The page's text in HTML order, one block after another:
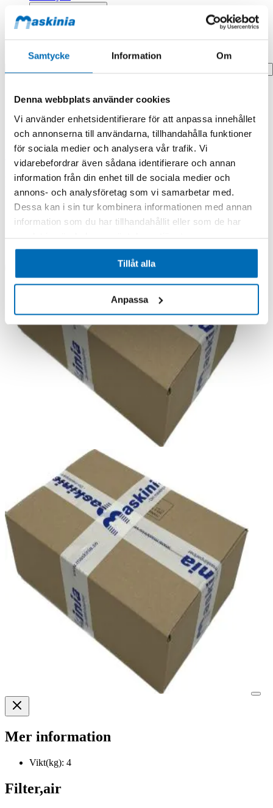
Samtycke Information Om
Denna webbplats använder cookies
Vi använder enhetsidentifierare för att anpassa innehållet
och annonserna till användarna, tillhandahålla funktioner
för sociala medier och analysera vår trafik. Vi
vidarebefordrar även sådana identifierare och annan
information från din enhet till de sociala medier och
annons- och analysföretag som vi samarbetar med.
Dessa kan i sin tur kombinera informationen med annan
information som du har tillhandahållit eller som de har
Tillåt alla
Anpassa
Profilprodukter
Search
Hem
Filter,air
Produkten finns i följande kategorier:
Filter,air
Mer information
Vikt(kg): 4
Filter,air